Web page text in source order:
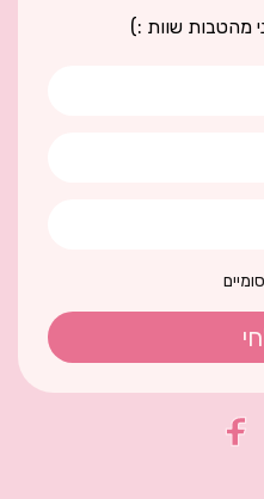
מהטבות שוות :)